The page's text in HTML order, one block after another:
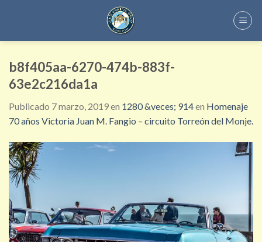
b8f405aa-6270-474b-883f-
63e2c216da1a
Publicado 7 marzo, 2019en 1280 &veces; 914en Homenaje
70 años Victoria Juan M. Fangio – circuito Torreón del Monje.